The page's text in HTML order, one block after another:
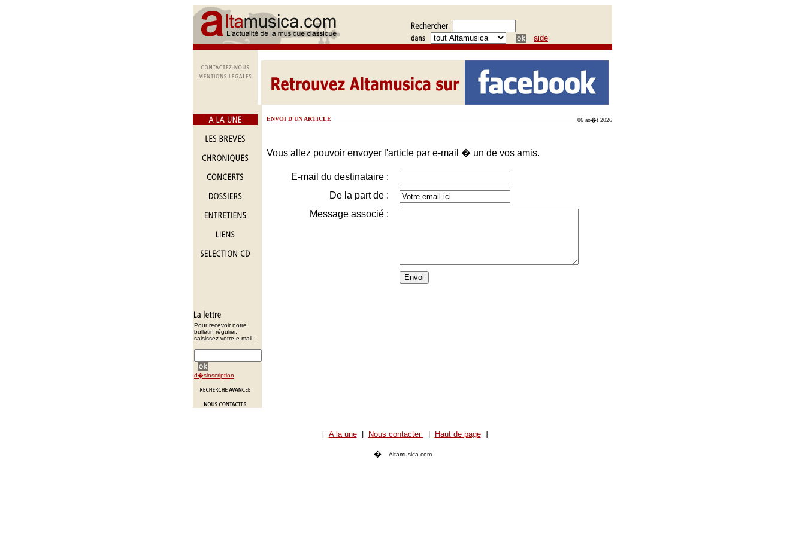
aide
Pour recevoir notre
bulletin régulier,
saisissez votre e-mail :
d�sinscription
ENVOI D'UN ARTICLE 06 ao�t 2026
Vous allez pouvoir envoyer l'article par e-mail � un de vos amis.
E-mail du destinataire :
De la part de :
Message associé :
[ A la une| Nous contacter Haut de page]
� Altamusica.com